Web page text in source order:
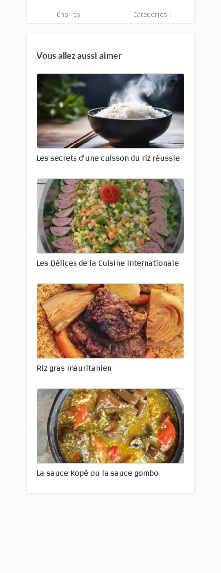
Charles Categories ↓
Vous allez aussi aimer
Les secrets d’une cuisson du riz réussie
Les Délices de la Cuisine Internationale
Riz gras mauritanien
La sauce Kopè ou la sauce gombo